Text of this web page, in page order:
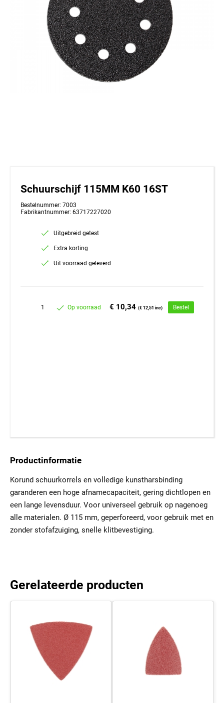
Schuurschijf 115MM K60 16ST
Bestelnummer: 7003
Fabrikantnummer: 63717227020
Uitgebreid getest
Extra korting
Uit voorraad geleverd
1 Op voorraad € 10,34(€ 12,51 inc) Bestel
Productinformatie
Korund schuurkorrels en volledige kunstharsbinding
garanderen een hoge afnamecapaciteit, gering dichtlopen en
een lange levensduur. Voor universeel gebruik op nagenoeg
alle materialen. Ø 115 mm, geperforeerd, voor gebruik met en
zonder stofafzuiging, snelle klitbevestiging.
Gerelateerde producten